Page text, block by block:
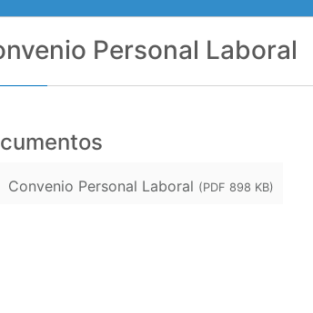
Personal Laboral
Convenio Personal Laboral (PDF 898 KB)